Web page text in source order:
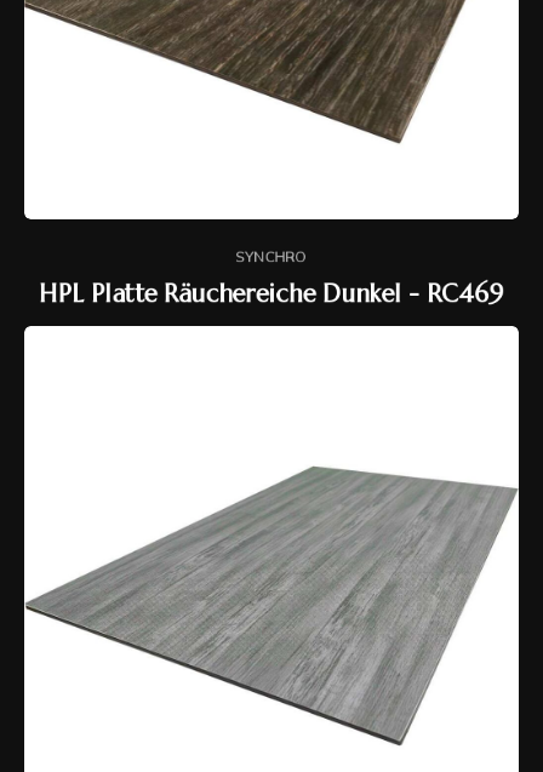
SYNCHRO
HPL Platte Räuchereiche Dunkel - RC469